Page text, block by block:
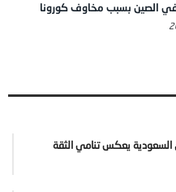
الصين بسبب مخاوف كورونا
السعودية يعكس تنامي الثقة